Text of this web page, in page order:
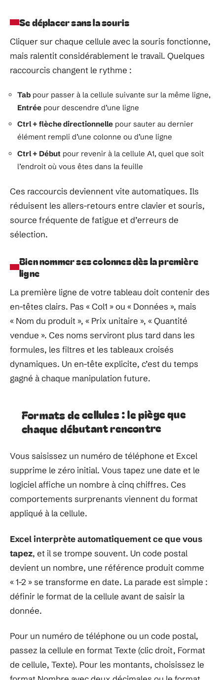
Se déplacer sans la souris
Cliquer sur chaque cellule avec la souris fonctionne,
mais ralentit considérablement le travail. Quelques
raccourcis changent le rythme :
Tab pour passer à la cellule suivante sur la même ligne,
Entrée pour descendre d’une ligne
Ctrl + flèche directionnelle pour sauter au dernier
élément rempli d’une colonne ou d’une ligne
Ctrl + Début pour revenir à la cellule A1, quel que soit
l’endroit où vous êtes dans la feuille
Ces raccourcis deviennent vite automatiques. Ils
réduisent les allers-retours entre clavier et souris,
source fréquente de fatigue et d’erreurs de
sélection.
Bien nommer ses colonnes dès la première
ligne
La première ligne de votre tableau doit contenir des
en-têtes clairs. Pas « Col1 » ou « Données », mais
« Nom du produit », « Prix unitaire », « Quantité
vendue ». Ces noms serviront plus tard dans les
formules, les filtres et les tableaux croisés
dynamiques. Un en-tête explicite, c’est du temps
gagné à chaque manipulation future.
Formats de cellules : le piège que
chaque débutant rencontre
Vous saisissez un numéro de téléphone et Excel
supprime le zéro initial. Vous tapez une date et le
logiciel affiche un nombre à cinq chiffres. Ces
comportements surprenants viennent du format
appliqué à la cellule.
Excel interprète automatiquement ce que vous
tapez, et il se trompe souvent. Un code postal
devient un nombre, une référence produit comme
« 1-2 » se transforme en date. La parade est simple :
définir le format de la cellule avant de saisir la
donnée.
Pour un numéro de téléphone ou un code postal,
passez la cellule en format Texte (clic droit, Format
de cellule, Texte). Pour les montants, choisissez le